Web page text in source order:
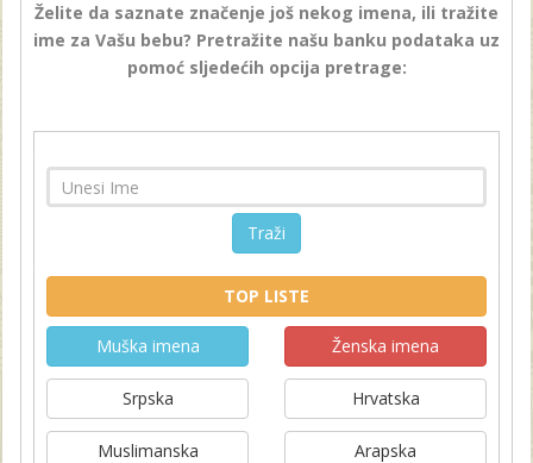
Želite da saznate značenje još nekog imena, ili tražite
ime za Vašu bebu? Pretražite našu banku podataka uz
pomoć sljedećih opcija pretrage:
Traži
TOP LISTE
Muška imena Ženska imena
Srpska Hrvatska
Muslimanska Arapska